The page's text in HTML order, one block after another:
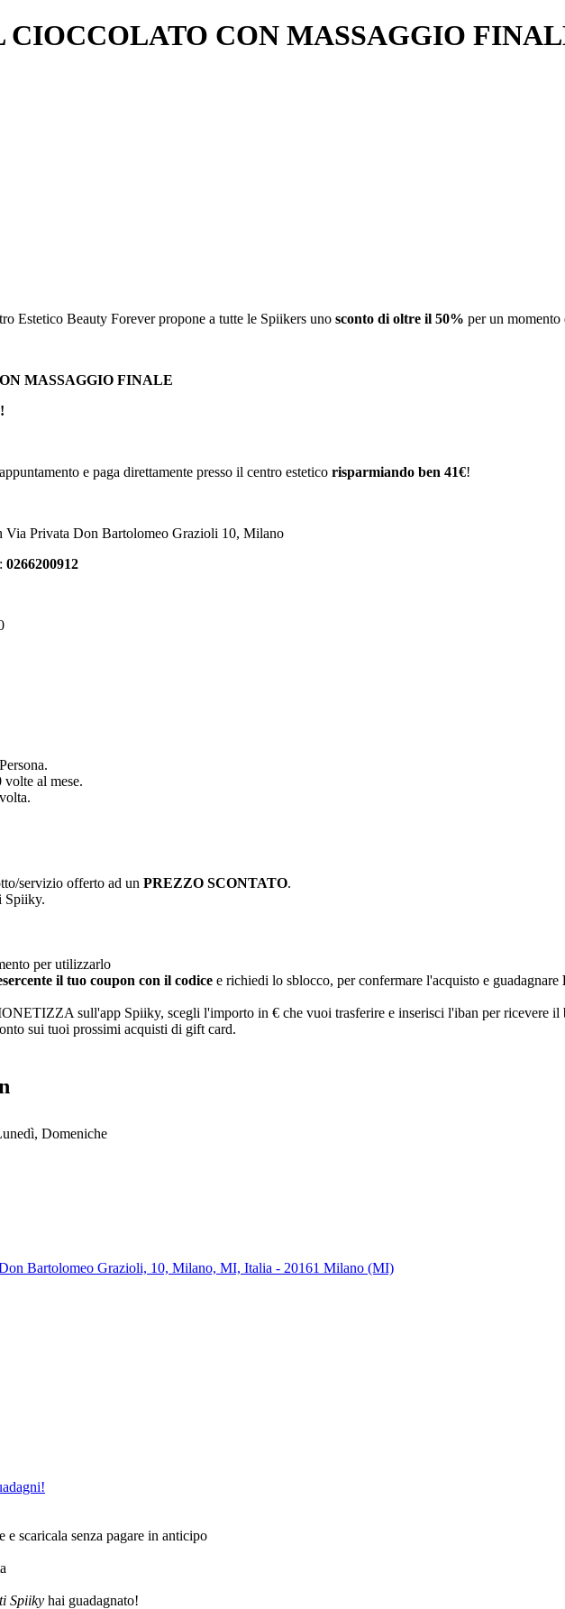
CIOCCOLATO CON MASSAGGIO
Estetico Beauty Forever propone a tutte le Spiikers uno sconto di oltre il 50% per un momento
MASSAGGIO FINALE
!
e paga direttamente presso il centro estetico risparmiando ben 41€!
Via Privata Don Bartolomeo Grazioli 10, Milano
0266200912
volte al mese.
servizio offerto ad un PREZZO SCONTATO.
Spiiky.
per utilizzarlo
il tuo coupon con il codice e richiedi lo sblocco, per confermare l'acquisto e guadagnare
sull'app Spiiky, scegli l'importo in € che vuoi trasferire e inserisci l'iban per ricevere
sui tuoi prossimi acquisti di gift card.
Domeniche
Bartolomeo Grazioli, 10, Milano, MI, Italia - 20161 Milano (MI)
scaricala senza pagare in anticipo
Spiiky hai guadagnato!